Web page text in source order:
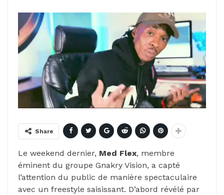
Share
Le weekend dernier, Med Flex, membre
éminent du groupe Gnakry Vision, a capté
l’attention du public de manière spectaculaire
avec un freestyle saisissant. D’abord révélé par